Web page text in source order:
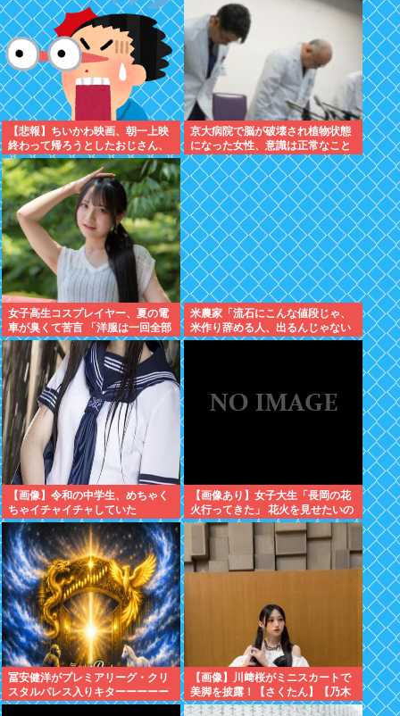
【悲報】ちいかわ映画、朝一上映
終わって帰ろうとしたおじさん、
少女に声をかけられ…
京大病院で脳が破壊され植物状態
になった女性、意識は正常なこと
が確認されおわる
女子高生コスプレイヤー、夏の電
車が臭くて苦言 「洋服は一回全部
熱湯につけよう！洗濯機はキッチ
ンハイター薄めた水で一回まわそ
う！」
米農家「流石にこんな値段じゃ、
米作り辞める人、出るんじゃない
かなあ？？」
【画像】令和の中学生、めちゃく
ちゃイチャイチャしていた
【画像あり】女子大生「長岡の花
火行ってきた」 花火を見せたいの
か自分を見せたいのかどっちだ
よ！
冨安健洋がプレミアリーグ・クリ
スタルパレス入りキターーーーー
ー！
【画像】川﨑桜がミニスカートで
美脚を披露！【さくたん】【乃木
坂46】